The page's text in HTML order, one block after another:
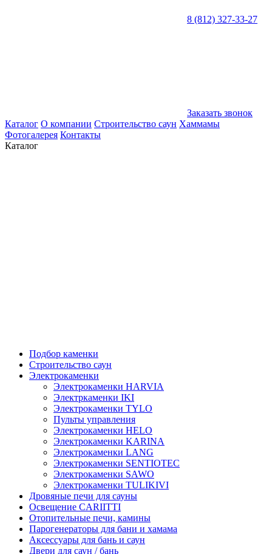
8 (812) 327-33-27
Заказать звонок
Каталог О компании Строительство саун Хаммамы
Фотогалерея Контакты
Каталог
Подбор каменки
Строительство саун
Электрокаменки
Электрокаменки HARVIA
Электркаменки IKI
Электрокаменки TYLO
Пульты управления
Электрокаменки HELO
Электрокаменки KARINA
Электрокаменки LANG
Электрокаменки SENTIOTEC
Электрокаменки SAWO
Электрокаменки TULIKIVI
Дровяные печи для сауны
Освещение CARIITTI
Отопительные печи, камины
Парогенераторы для бани и хамама
Аксессуары для бань и саун
Двери для саун / бань